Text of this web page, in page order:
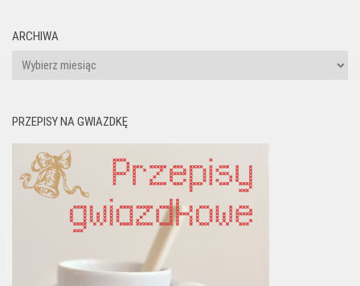
ARCHIWA
Archiwa
PRZEPISY NA GWIAZDKĘ